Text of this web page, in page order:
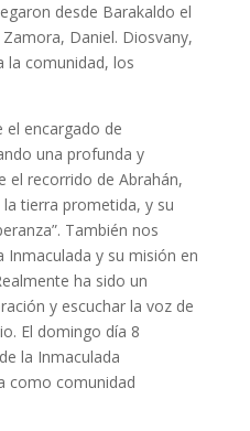
desde Barakaldo el
Daniel. Diosvany,
la comunidad, los
el encargado de
una profunda y
el recorrido de Abrahán,
tierra prometida, y su
También nos
y su misión en
ha sido un
y escuchar la voz de
El domingo día 8
la Inmaculada
como comunidad